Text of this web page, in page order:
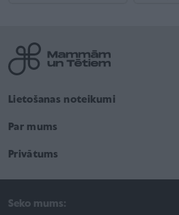
Lietošanas noteikumi
Par mums
Privātums
Seko mums: